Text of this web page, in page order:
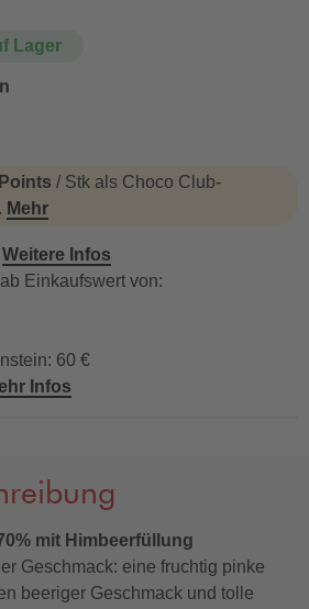
Lager
/ Stk als Choco Club-
Mehr
Weitere Infos
Einkaufswert von:
60 €
Infos
mit Himbeerfüllung
Geschmack: eine fruchtig pinke
beeriger Geschmack und tolle